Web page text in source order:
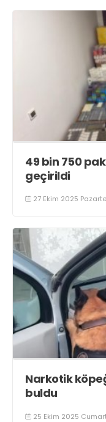
49 bin 750
geçirildi
27 Ekim 2025
Narkotik
buldu
25 Ekim 2025